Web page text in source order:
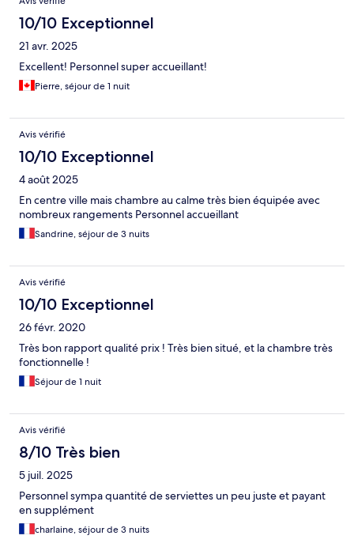
10/10 Exceptionnel
21 avr. 2025
Excellent! Personnel super accueillant!
Pierre, séjour de 1 nuit
Avis vérifié
10/10 Exceptionnel
4 août 2025
En centre ville mais chambre au calme très bien équipée avec
nombreux rangements Personnel accueillant
Sandrine, séjour de 3 nuits
Avis vérifié
10/10 Exceptionnel
26 févr. 2020
Très bon rapport qualité prix ! Très bien situé, et la chambre très
fonctionnelle !
Séjour de 1 nuit
Avis vérifié
8/10 Très bien
5 juil. 2025
Personnel sympa quantité de serviettes un peu juste et payant
en supplément
charlaine, séjour de 3 nuits